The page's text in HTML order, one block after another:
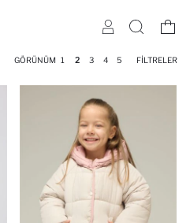
GÖRÜNÜM 1 2 3 4 5 FILTRELER